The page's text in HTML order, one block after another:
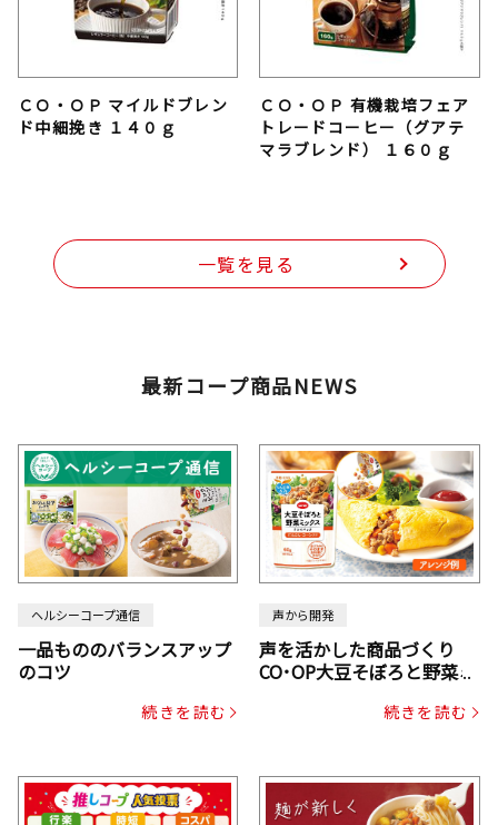
ＣＯ・ＯＰ マイルドブレン
ド中細挽き １４０ｇ
ＣＯ・ＯＰ 有機栽培フェア
トレードコーヒー（グアテ
マラブレンド） １６０ｇ
一覧を見る
最新コープ商品NEWS
ヘルシーコープ通信
一品もののバランスアップ
のコツ
続きを読む
声から開発
声を活かした商品づくり
CO･OP大豆そぼろと野菜ミ
じん・コーン入り）続きを読む